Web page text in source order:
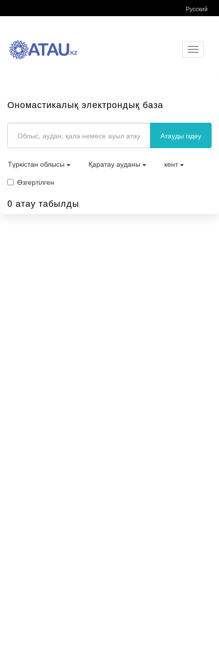
Русский
Toggle
Ономастикалық электрондық база
Атауды іздеу
Түркістан облысы Қаратау ауданы
кент
Өзгертілген
0 атау табылды